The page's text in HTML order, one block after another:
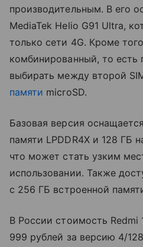
производительным. В его
MediaTek Helio G91 Ultra,
только сети 4G. Кроме
комбинированный, то есть
выбирать между второй
памяти microSD.
Базовая версия
памяти LPDDR4X и 128 ГБ
что может стать узким
использовании. Также
с 256 ГБ встроенной
В России стоимость Redmi
999 рублей за версию 4/